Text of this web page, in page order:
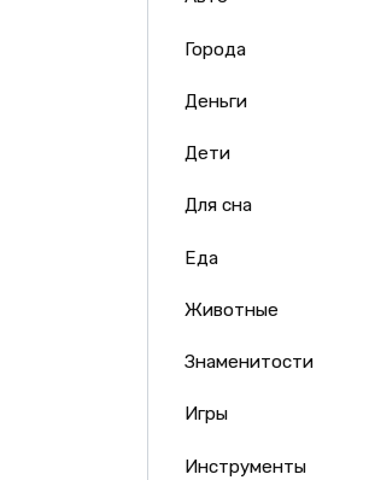
Города
Деньги
Дети
Для сна
Еда
Животные
Знаменитости
Игры
Инструменты